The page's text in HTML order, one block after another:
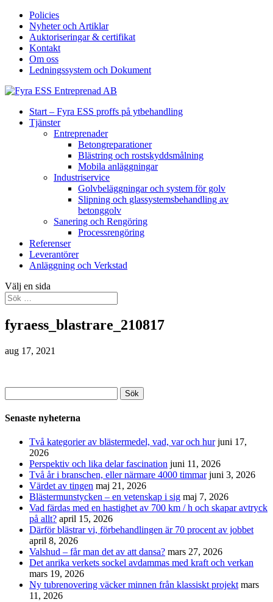
Policies
Nyheter och Artiklar
Auktoriseringar & certifikat
Kontakt
Om oss
Ledningssystem och Dokument
Start – Fyra ESS proffs på ytbehandling
Tjänster
Entreprenader
Betongreparationer
Blästring och rostskyddsmålning
Mobila anläggningar
Industriservice
Golvbeläggningar och system för golv
Slipning och glassystemsbehandling av
betonggolv
Sanering och Rengöring
Processrengöring
Referenser
Leverantörer
Anläggning och Verkstad
Välj en sida
fyraess_blastrare_210817
aug 17, 2021
efter:
Senaste nyheterna
Två kategorier av blästermedel, vad, var och hur juni 17,
2026
Perspektiv och lika delar fascination juni 11, 2026
Två år i branschen, eller närmare 4000 timmar juni 3, 2026
Värdet av tingen maj 21, 2026
Blästermunstycken – en vetenskap i sig maj 7, 2026
Vad färdas med en hastighet av 700 km / h och skapar avtryck
på allt? april 15, 2026
Därför blästrar vi, förbehandlingen är 70 procent av jobbet
april 8, 2026
Valshud – får man det av att dansa? mars 27, 2026
Det anrika verkets sockel avdammas med kraft och verkan
mars 19, 2026
Ny tubrenovering väcker minnen från klassiskt projekt mars
11, 2026